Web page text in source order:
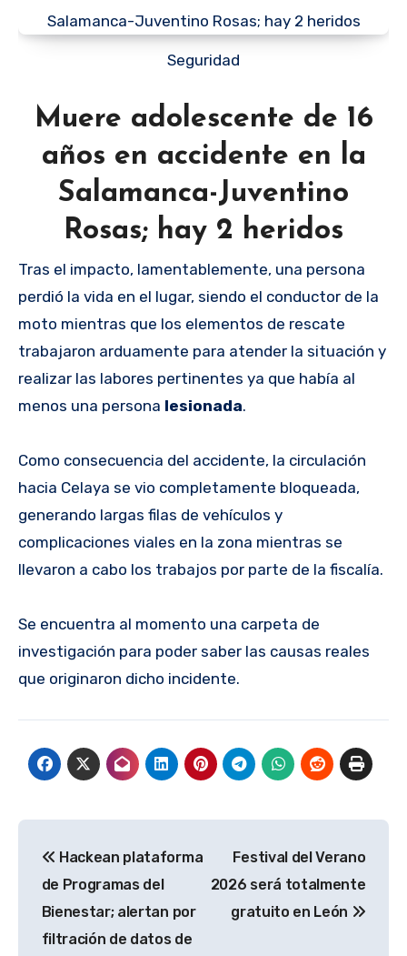
Seguridad
Muere adolescente de 16
años en accidente en la
Salamanca-Juventino
Rosas; hay 2 heridos
Tras el impacto, lamentablemente, una persona
perdió la vida en el lugar, siendo el conductor de la
moto mientras que los elementos de rescate
trabajaron arduamente para atender la situación y
realizar las labores pertinentes ya que había al
menos una persona lesionada.
Como consecuencia del accidente, la circulación
hacia Celaya se vio completamente bloqueada,
generando largas filas de vehículos y
complicaciones viales en la zona mientras se
llevaron a cabo los trabajos por parte de la fiscalía.
Se encuentra al momento una carpeta de
investigación para poder saber las causas reales
que originaron dicho incidente.
de
entradas
Hackean plataforma
de Programas del
Bienestar; alertan por
filtración de datos de
Festival del Verano
2026 será totalmente
gratuito en León